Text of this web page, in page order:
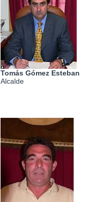
Tomás Gómez Esteban
Alcalde